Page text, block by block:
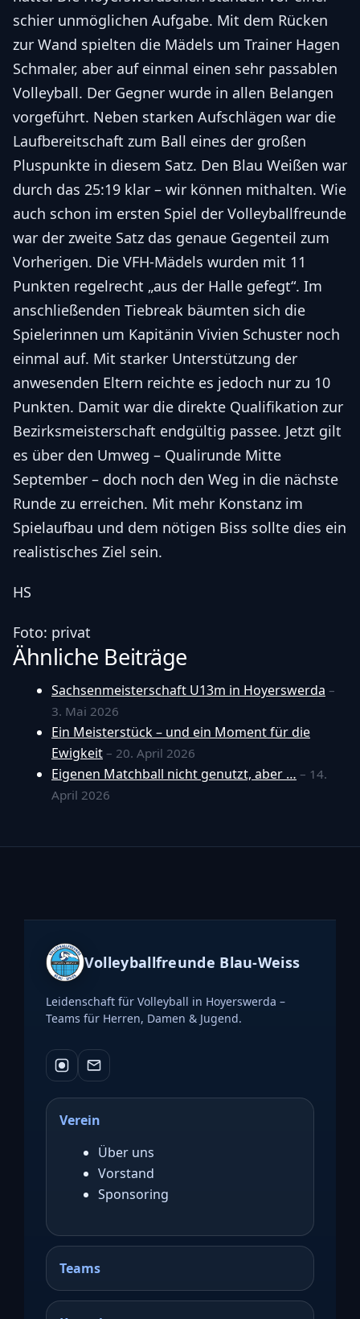
schier unmöglichen Aufgabe. Mit dem Rücken
zur Wand spielten die Mädels um Trainer Hagen
Schmaler, aber auf einmal einen sehr passablen
Volleyball. Der Gegner wurde in allen Belangen
vorgeführt. Neben starken Aufschlägen war die
Laufbereitschaft zum Ball eines der großen
Pluspunkte in diesem Satz. Den Blau Weißen war
durch das 25:19 klar – wir können mithalten. Wie
auch schon im ersten Spiel der Volleyballfreunde
war der zweite Satz das genaue Gegenteil zum
Vorherigen. Die VFH-Mädels wurden mit 11
Punkten regelrecht „aus der Halle gefegt“. Im
anschließenden Tiebreak bäumten sich die
Spielerinnen um Kapitänin Vivien Schuster noch
einmal auf. Mit starker Unterstützung der
anwesenden Eltern reichte es jedoch nur zu 10
Punkten. Damit war die direkte Qualifikation zur
Bezirksmeisterschaft endgültig passee. Jetzt gilt
es über den Umweg – Qualirunde Mitte
September – doch noch den Weg in die nächste
Runde zu erreichen. Mit mehr Konstanz im
Spielaufbau und dem nötigen Biss sollte dies ein
realistisches Ziel sein.
HS
Foto: privat
Ähnliche Beiträge
Sachsenmeisterschaft U13m in Hoyerswerda –
3. Mai 2026
Ein Meisterstück – und ein Moment für die
Ewigkeit – 20. April 2026
Eigenen Matchball nicht genutzt, aber … – 14.
April 2026
Volleyballfreunde Blau-Weiss
Leidenschaft für Volleyball in Hoyerswerda –
Teams für Herren, Damen & Jugend.
Verein
Über uns
Vorstand
Sponsoring
Teams